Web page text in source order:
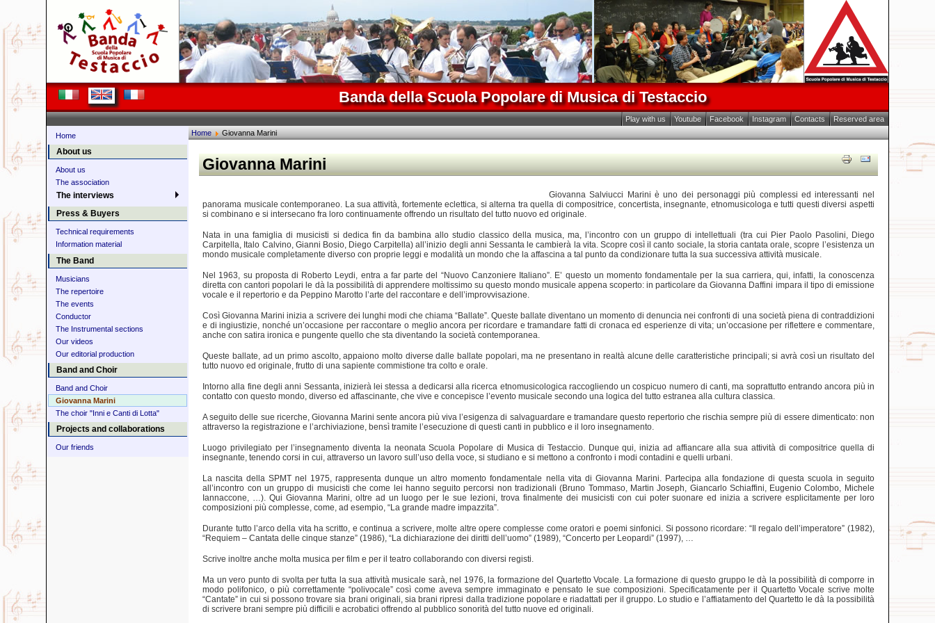
Banda della Scuola Popolare di Musica di Testaccio
Play with us Youtube Facebook Instagram Contacts
Reserved area
Home
About us
About us
The association
The interviews
Press & Buyers
Technical requirements
Information material
The Band
Musicians
The repertoire
The events
Conductor
The Instrumental sections
Our videos
Our editorial production
Band and Choir
Band and Choir
Giovanna Marini
The choir "Inni e Canti di Lotta"
Projects and collaborations
Our friends
Home Giovanna Marini
Giovanna Marini
Giovanna Salviucci Marini è uno dei personaggi più complessi ed interessanti nel
panorama musicale contemporaneo. La sua attività, fortemente eclettica, si alterna tra quella di compositrice, concertista, insegnante, etnomusicologa e tutti questi diversi aspetti
si combinano e si intersecano fra loro continuamente offrendo un risultato del tutto nuovo ed originale.
Nata in una famiglia di musicisti si dedica fin da bambina allo studio classico della musica, ma, l’incontro con un gruppo di intellettuali (tra cui Pier Paolo Pasolini, Diego
Carpitella, Italo Calvino, Gianni Bosio, Diego Carpitella) all’inizio degli anni Sessanta le cambierà la vita. Scopre così il canto sociale, la storia cantata orale, scopre l’esistenza un
mondo musicale completamente diverso con proprie leggi e modalità un mondo che la affascina a tal punto da condizionare tutta la sua successiva attività musicale.
Nel 1963, su proposta di Roberto Leydi, entra a far parte del “Nuovo Canzoniere Italiano”. E’ questo un momento fondamentale per la sua carriera, qui, infatti, la conoscenza
diretta con cantori popolari le dà la possibilità di apprendere moltissimo su questo mondo musicale appena scoperto: in particolare da Giovanna Daffini impara il tipo di emissione
vocale e il repertorio e da Peppino Marotto l’arte del raccontare e dell’improvvisazione.
Così Giovanna Marini inizia a scrivere dei lunghi modi che chiama “Ballate”. Queste ballate diventano un momento di denuncia nei confronti di una società piena di contraddizioni
e di ingiustizie, nonché un’occasione per raccontare o meglio ancora per ricordare e tramandare fatti di cronaca ed esperienze di vita; un’occasione per riflettere e commentare,
anche con satira ironica e pungente quello che sta diventando la società contemporanea.
Queste ballate, ad un primo ascolto, appaiono molto diverse dalle ballate popolari, ma ne presentano in realtà alcune delle caratteristiche principali; si avrà così un risultato del
tutto nuovo ed originale, frutto di una sapiente commistione tra colto e orale.
Intorno alla fine degli anni Sessanta, inizierà lei stessa a dedicarsi alla ricerca etnomusicologica raccogliendo un cospicuo numero di canti, ma soprattutto entrando ancora più in
contatto con questo mondo, diverso ed affascinante, che vive e concepisce l’evento musicale secondo una logica del tutto estranea alla cultura classica.
A seguito delle sue ricerche, Giovanna Marini sente ancora più viva l’esigenza di salvaguardare e tramandare questo repertorio che rischia sempre più di essere dimenticato: non
attraverso la registrazione e l’archiviazione, bensì tramite l’esecuzione di questi canti in pubblico e il loro insegnamento.
Luogo privilegiato per l’insegnamento diventa la neonata Scuola Popolare di Musica di Testaccio. Dunque qui, inizia ad affiancare alla sua attività di compositrice quella di
insegnante, tenendo corsi in cui, attraverso un lavoro sull’uso della voce, si studiano e si mettono a confronto i modi contadini e quelli urbani.
La nascita della SPMT nel 1975, rappresenta dunque un altro momento fondamentale nella vita di Giovanna Marini. Partecipa alla fondazione di questa scuola in seguito
all’incontro con un gruppo di musicisti che come lei hanno seguito percorsi non tradizionali (Bruno Tommaso, Martin Joseph, Giancarlo Schiaffini, Eugenio Colombo, Michele
Iannaccone, …). Qui Giovanna Marini, oltre ad un luogo per le sue lezioni, trova finalmente dei musicisti con cui poter suonare ed inizia a scrivere esplicitamente per loro
composizioni più complesse, come, ad esempio, “La grande madre impazzita”.
Durante tutto l’arco della vita ha scritto, e continua a scrivere, molte altre opere complesse come oratori e poemi sinfonici. Si possono ricordare: “Il regalo dell’imperatore” (1982),
“Requiem – Cantata delle cinque stanze” (1986), “La dichiarazione dei diritti dell’uomo” (1989), “Concerto per Leopardi” (1997), …
Scrive inoltre anche molta musica per film e per il teatro collaborando con diversi registi.
Ma un vero punto di svolta per tutta la sua attività musicale sarà, nel 1976, la formazione del Quartetto Vocale. La formazione di questo gruppo le dà la possibilità di comporre in
modo polifonico, o più correttamente “polivocale” così come aveva sempre immaginato e pensato le sue composizioni. Specificatamente per il Quartetto Vocale scrive molte
“Cantate” in cui si possono trovare sia brani originali, sia brani ripresi dalla tradizione popolare e riadattati per il gruppo. Lo studio e l’affiatamento del Quartetto le dà la possibilità
di scrivere brani sempre più difficili e acrobatici offrendo al pubblico sonorità del tutto nuove ed originali.